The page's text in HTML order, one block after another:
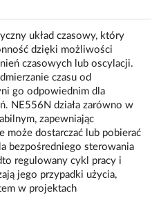
układ czasowy, który
dzięki możliwości
czasowych lub oscylacji.
czasu od
go odpowiednim dla
NE556N działa zarówno w
zapewniając
może dostarczać lub pobierać
bezpośredniego sterowania
regulowany cykl pracy i
jego przypadki użycia,
w projektach